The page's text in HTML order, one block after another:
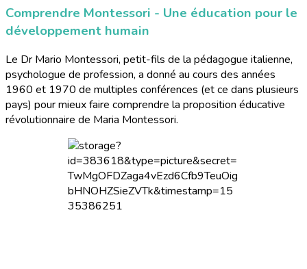
Comprendre Montessori - Une éducation pour le
développement humain
Le Dr Mario Montessori, petit-fils de la pédagogue italienne,
psychologue de profession, a donné au cours des années
1960 et 1970 de multiples conférences (et ce dans plusieurs
pays) pour mieux faire comprendre la proposition éducative
révolutionnaire de Maria Montessori.